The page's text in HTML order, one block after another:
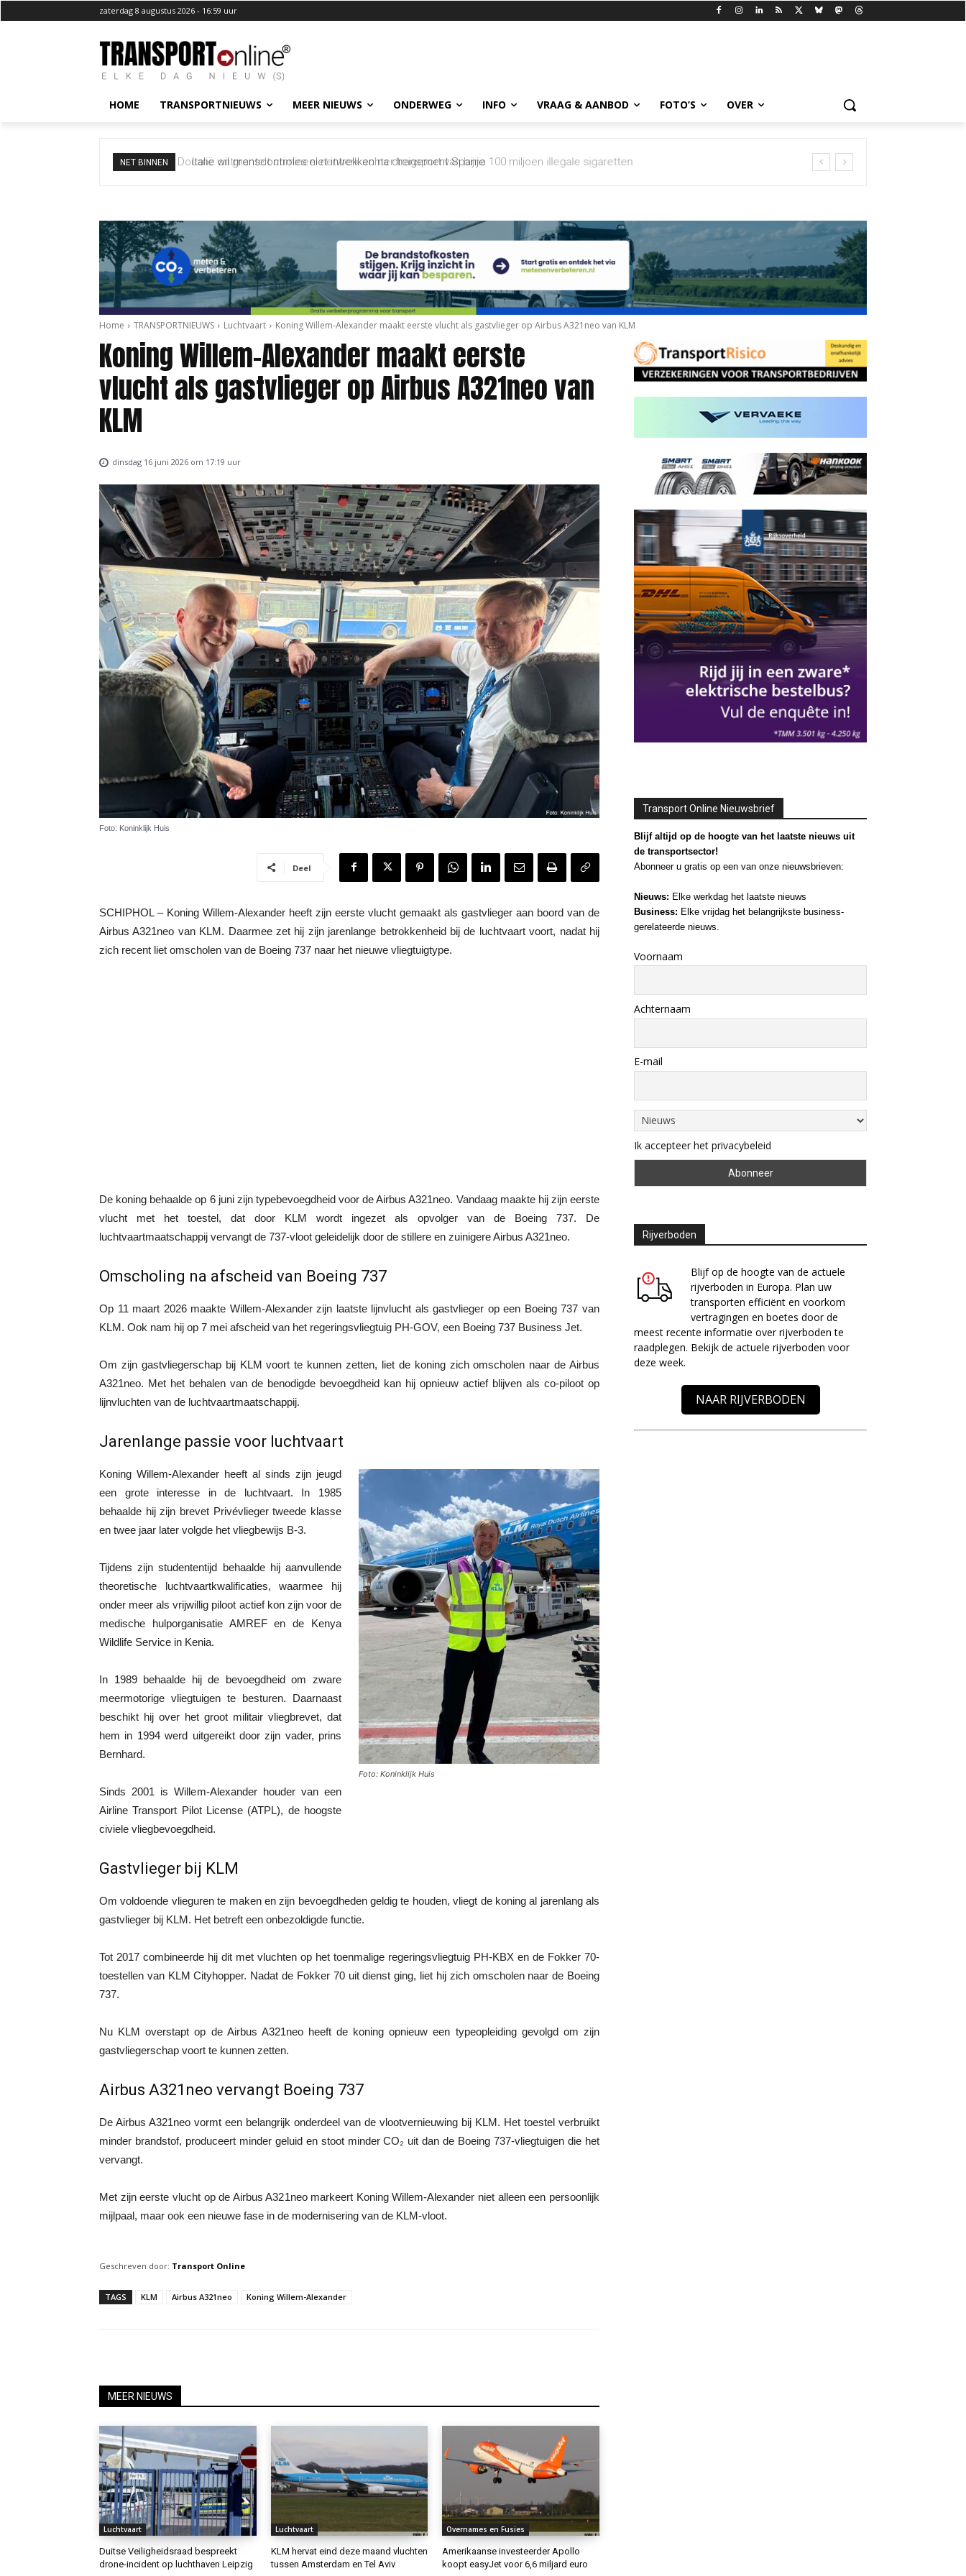
zaterdag 8 augustus 2026 - 16:59 uur
HOME TRANSPORTNIEUWS MEER NIEUWS ONDERWEG INFO VRAAG & AANBOD FOTO’S OVER
NET BINNEN Italië wil grenscontroles niet intrekken na dreigement Spanje
Home TRANSPORTNIEUWS Luchtvaart Koning Willem-Alexander maakt eerste vlucht als gastvlieger op Airbus A321neo van KLM
Koning Willem-Alexander maakt eerste
vlucht als gastvlieger op Airbus A321neo van
KLM
dinsdag 16 juni 2026 om 17:19 uur
Foto: Koninklijk Huis
Deel
SCHIPHOL – Koning Willem-Alexander heeft zijn eerste vlucht gemaakt als gastvlieger aan boord van de
Airbus A321neo van KLM. Daarmee zet hij zijn jarenlange betrokkenheid bij de luchtvaart voort, nadat hij
zich recent liet omscholen van de Boeing 737 naar het nieuwe vliegtuigtype.
De koning behaalde op 6 juni zijn typebevoegdheid voor de Airbus A321neo. Vandaag maakte hij zijn eerste
vlucht met het toestel, dat door KLM wordt ingezet als opvolger van de Boeing 737. De
luchtvaartmaatschappij vervangt de 737-vloot geleidelijk door de stillere en zuinigere Airbus A321neo.
Omscholing na afscheid van Boeing 737
Op 11 maart 2026 maakte Willem-Alexander zijn laatste lijnvlucht als gastvlieger op een Boeing 737 van
KLM. Ook nam hij op 7 mei afscheid van het regeringsvliegtuig PH-GOV, een Boeing 737 Business Jet.
Om zijn gastvliegerschap bij KLM voort te kunnen zetten, liet de koning zich omscholen naar de Airbus
A321neo. Met het behalen van de benodigde bevoegdheid kan hij opnieuw actief blijven als co-piloot op
lijnvluchten van de luchtvaartmaatschappij.
Jarenlange passie voor luchtvaart
Foto: Koninklijk Huis
Koning Willem-Alexander heeft al sinds zijn jeugd
een grote interesse in de luchtvaart. In 1985
behaalde hij zijn brevet Privévlieger tweede klasse
en twee jaar later volgde het vliegbewijs B-3.
Tijdens zijn studententijd behaalde hij aanvullende
theoretische luchtvaartkwalificaties, waarmee hij
onder meer als vrijwillig piloot actief kon zijn voor de
medische hulporganisatie AMREF en de Kenya
Wildlife Service in Kenia.
In 1989 behaalde hij de bevoegdheid om zware
meermotorige vliegtuigen te besturen. Daarnaast
beschikt hij over het groot militair vliegbrevet, dat
hem in 1994 werd uitgereikt door zijn vader, prins
Bernhard.
Sinds 2001 is Willem-Alexander houder van een
Airline Transport Pilot License (ATPL), de hoogste
civiele vliegbevoegdheid.
Gastvlieger bij KLM
Om voldoende vlieguren te maken en zijn bevoegdheden geldig te houden, vliegt de koning al jarenlang als
gastvlieger bij KLM. Het betreft een onbezoldigde functie.
Tot 2017 combineerde hij dit met vluchten op het toenmalige regeringsvliegtuig PH-KBX en de Fokker 70-
toestellen van KLM Cityhopper. Nadat de Fokker 70 uit dienst ging, liet hij zich omscholen naar de Boeing
737.
Nu KLM overstapt op de Airbus A321neo heeft de koning opnieuw een typeopleiding gevolgd om zijn
gastvliegerschap voort te kunnen zetten.
Airbus A321neo vervangt Boeing 737
De Airbus A321neo vormt een belangrijk onderdeel van de vlootvernieuwing bij KLM. Het toestel verbruikt
minder brandstof, produceert minder geluid en stoot minder CO₂ uit dan de Boeing 737-vliegtuigen die het
vervangt.
Met zijn eerste vlucht op de Airbus A321neo markeert Koning Willem-Alexander niet alleen een persoonlijk
mijlpaal, maar ook een nieuwe fase in de modernisering van de KLM-vloot.
Geschreven door: Transport Online
TAGS KLM Airbus A321neo Koning Willem-Alexander
MEER NIEUWS
Luchtvaart
Duitse Veiligheidsraad bespreekt
drone-incident op luchthaven Leipzig
Luchtvaart
KLM hervat eind deze maand vluchten
tussen Amsterdam en Tel Aviv
Overnames en Fusies
Amerikaanse investeerder Apollo
koopt easyJet voor 6,6 miljard euro
Transport Online Nieuwsbrief
Blijf altijd op de hoogte van het laatste nieuws uit
de transportsector!
Abonneer u gratis op een van onze nieuwsbrieven:
Nieuws: Elke werkdag het laatste nieuws
Business: Elke vrijdag het belangrijkste business-
gerelateerde nieuws.
Voornaam
Achternaam
E-mail
Ik accepteer het privacybeleid
Rijverboden
Blijf op de hoogte van de actuele
rijverboden in Europa. Plan uw
transporten efficiënt en voorkom
vertragingen en boetes door de
meest recente informatie over rijverboden te
raadplegen. Bekijk de actuele rijverboden voor
deze week.
NAAR RIJVERBODEN